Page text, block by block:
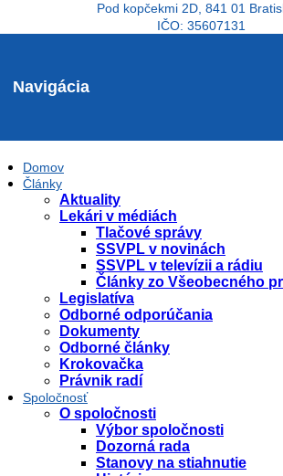
Pod kopčekmi 2D, 841 01
IČO: 35607131
Navigácia
Domov
Články
Aktuality
Lekári v médiách
Tlačové správy
SSVPL v novinách
SSVPL v televízii a rádiu
Články zo Všeobecného
Legislatíva
Odborné odporúčania
Dokumenty
Odborné články
Krokovačka
Právnik radí
Spoločnosť
O spoločnosti
Výbor spoločnosti
Dozorná rada
Stanovy na stiahnutie